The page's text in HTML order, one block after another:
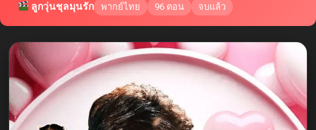
ลูกวุ่นชุลมุนรัก พากย์ไทย 96 ตอน จบแล้ว